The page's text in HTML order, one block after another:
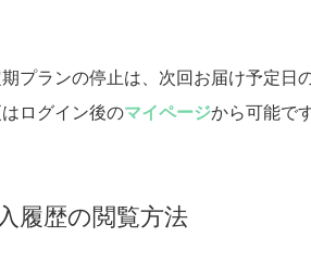
プランの停止は、次回お届け予定日
ログイン後のマイページから可能です
履歴の閲覧方法